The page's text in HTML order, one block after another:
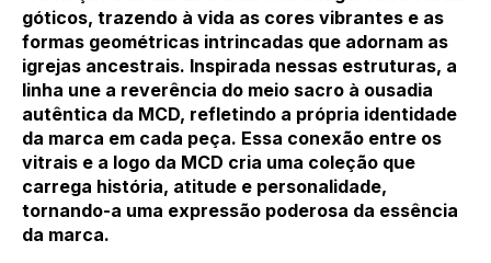
góticos, trazendo à vida as cores vibrantes e as
formas geométricas intrincadas que adornam as
igrejas ancestrais. Inspirada nessas estruturas, a
linha une a reverência do meio sacro à ousadia
autêntica da MCD, refletindo a própria identidade
da marca em cada peça. Essa conexão entre os
vitrais e a logo da MCD cria uma coleção que
carrega história, atitude e personalidade,
tornando-a uma expressão poderosa da essência
da marca.